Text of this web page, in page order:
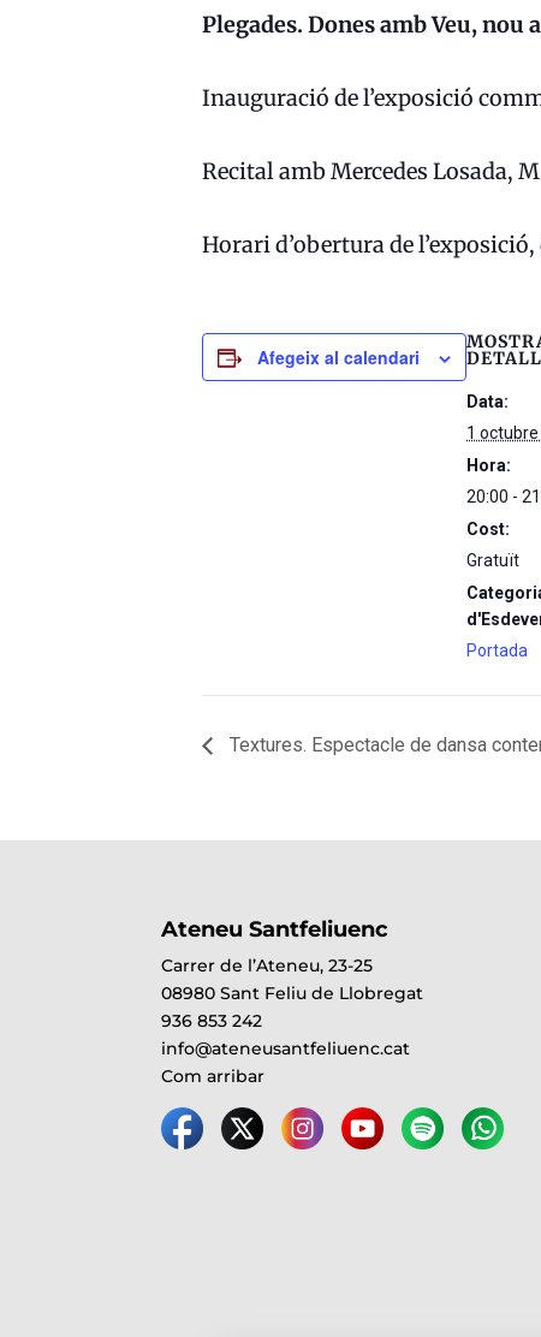
Plegades. Dones amb Veu, nou
Inauguració de l’exposició
Recital amb Mercedes Losada,
Horari d’obertura de
Afegeix al calendari
Data:
1 octubre
Hora:
20:00 -
Cost:
Gratuït
Portada
Textures. Espectacle de dansa
Ateneu Santfeliuenc
Carrer de l’Ateneu, 23-25
08980 Sant Feliu de Llobregat
936 853 242
info@ateneusantfeliuenc.cat
Com arribar